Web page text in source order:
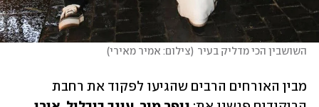
השושבין הכי מדליק בעיר (צילום: אמיר מאירי)